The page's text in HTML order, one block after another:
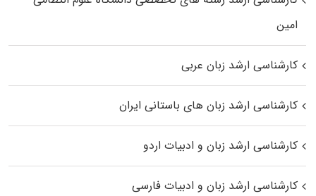
اﻣﻴﻦ
کارشناسی ارشد زبان عربی
کارشناسی ارشد زبان‌ های باستانی ایران
کارشناسی ارشد زبان و ادبیات اردو
کارشناسی ارشد زبان و ادبیات فارسی